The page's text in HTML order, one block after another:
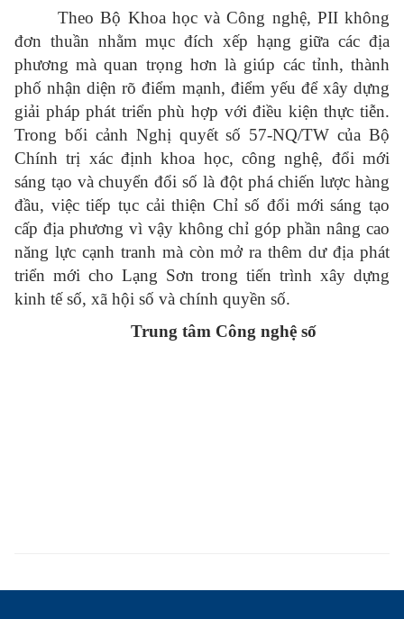
Theo Bộ Khoa học và Công nghệ, PII không
đơn thuần nhằm mục đích xếp hạng giữa các địa
phương mà quan trọng hơn là giúp các tỉnh, thành
phố nhận diện rõ điểm mạnh, điểm yếu để xây dựng
giải pháp phát triển phù hợp với điều kiện thực tiễn.
Trong bối cảnh Nghị quyết số 57-NQ/TW của Bộ
Chính trị xác định khoa học, công nghệ, đổi mới
sáng tạo và chuyển đổi số là đột phá chiến lược hàng
đầu, việc tiếp tục cải thiện Chỉ số đổi mới sáng tạo
cấp địa phương vì vậy không chỉ góp phần nâng cao
năng lực cạnh tranh mà còn mở ra thêm dư địa phát
triển mới cho Lạng Sơn trong tiến trình xây dựng
kinh tế số, xã hội số và chính quyền số.
Trung tâm Công nghệ số